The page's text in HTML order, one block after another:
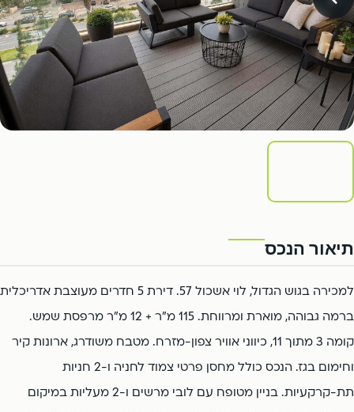
פתח תקווה הרצליה
רמת השרון ארסוף
יהוד כפר סבא
כפר שמריהו
אור יהודה קריית אונו
פתח תקווה הרצליה
רמת השרון ארסוף
יהוד כפר סבא
צור קשר
1/6
תיאור הנכס
למכירה בגוש הגדול, לוי אשכול 57. דירת 5 חדרים מעוצבת אדריכלית
ברמה גבוהה, מוארת ומרווחת. 115 מ"ר + 12 מ"ר מרפסת שמש.
קומה 3 מתוך 11, כיווני אוויר צפון-מזרח. מטבח משודרג, ארונות קיר
וחימום בגז. הנכס כולל מחסן פרטי צמוד לחניה ו-2 חניות
תת-קרקעיות. בניין מטופח עם לובי מרשים ו-2 מעליות במיקום